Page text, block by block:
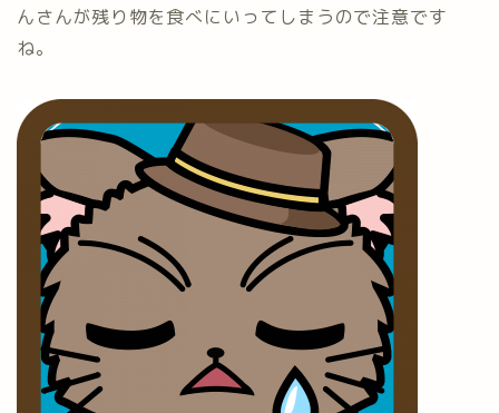
んさんが残り物を食べにいってしまうので注意です
ね。